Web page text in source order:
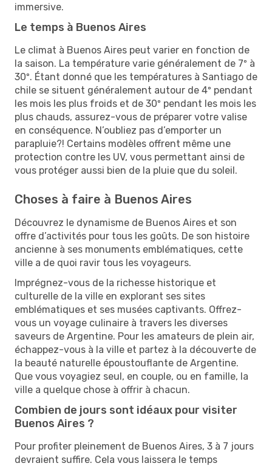
immersive.
Le temps à Buenos Aires
Le climat à Buenos Aires peut varier en fonction de
la saison. La température varie généralement de 7º à
30º. Étant donné que les températures à Santiago de
chile se situent généralement autour de 4º pendant
les mois les plus froids et de 30º pendant les mois les
plus chauds, assurez-vous de préparer votre valise
en conséquence. N’oubliez pas d’emporter un
parapluie?! Certains modèles offrent même une
protection contre les UV, vous permettant ainsi de
vous protéger aussi bien de la pluie que du soleil.
Choses à faire à Buenos Aires
Découvrez le dynamisme de Buenos Aires et son
offre d’activités pour tous les goûts. De son histoire
ancienne à ses monuments emblématiques, cette
ville a de quoi ravir tous les voyageurs.
Imprégnez-vous de la richesse historique et
culturelle de la ville en explorant ses sites
emblématiques et ses musées captivants. Offrez-
vous un voyage culinaire à travers les diverses
saveurs de Argentine. Pour les amateurs de plein air,
échappez-vous à la ville et partez à la découverte de
la beauté naturelle époustouflante de Argentine.
Que vous voyagiez seul, en couple, ou en famille, la
ville a quelque chose à offrir à chacun.
Combien de jours sont idéaux pour visiter
Buenos Aires ?
Pour profiter pleinement de Buenos Aires, 3 à 7 jours
devraient suffire. Cela vous laissera le temps